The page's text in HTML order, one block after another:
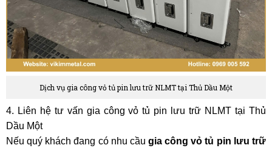
Dịch vụ gia công vỏ tủ pin lưu trữ NLMT tại Thủ Dầu Một
4. Liên hệ tư vấn gia công vỏ tủ pin lưu trữ NLMT tại Thủ
Dầu Một
Nếu quý khách đang có nhu cầugia công vỏ tủ pin lưu trữ